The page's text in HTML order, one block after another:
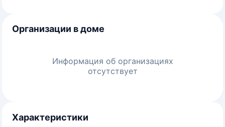
Организации в доме
Информация об организациях
отсутствует
Характеристики